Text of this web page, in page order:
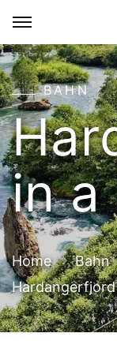
BAHN
in a
Home Bahn